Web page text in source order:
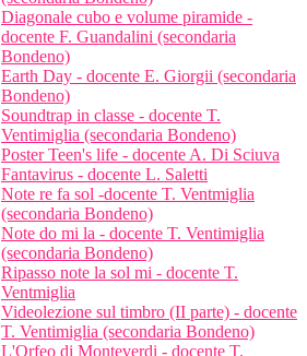
Diagonale cubo e volume piramide -
docente F. Guandalini (secondaria
Bondeno)
Earth Day - docente E. Giorgii (secondaria
Bondeno)
Soundtrap in classe - docente T.
Ventimiglia (secondaria Bondeno)
Poster Teen's life - docente A. Di Sciuva
Fantavirus - docente L. Saletti
Note re fa sol -docente T. Ventmiglia
(secondaria Bondeno)
Note do mi la - docente T. Ventimiglia
(secondaria Bondeno)
Ripasso note la sol mi - docente T.
Ventmiglia
Videolezione sul timbro (II parte) - docente
T. Ventimiglia (secondaria Bondeno)
L'Orfeo di Monteverdi - docente T.